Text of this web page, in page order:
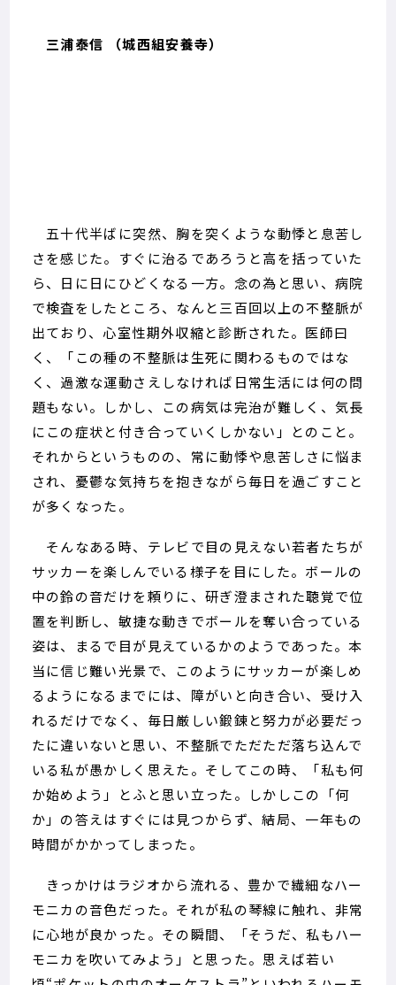
三浦泰信 （城西組安養寺）
五十代半ばに突然、胸を突くような動悸と息苦し
さを感じた。すぐに治るであろうと高を括っていた
ら、日に日にひどくなる一方。念の為と思い、病院
で検査をしたところ、なんと三百回以上の不整脈が
出ており、心室性期外収縮と診断された。医師曰
く、「この種の不整脈は生死に関わるものではな
く、過激な運動さえしなければ日常生活には何の問
題もない。しかし、この病気は完治が難しく、気長
にこの症状と付き合っていくしかない」とのこと。
それからというものの、常に動悸や息苦しさに悩ま
され、憂鬱な気持ちを抱きながら毎日を過ごすこと
が多くなった。
そんなある時、テレビで目の見えない若者たちが
サッカーを楽しんでいる様子を目にした。ボールの
中の鈴の音だけを頼りに、研ぎ澄まされた聴覚で位
置を判断し、敏捷な動きでボールを奪い合っている
姿は、まるで目が見えているかのようであった。本
当に信じ難い光景で、このようにサッカーが楽しめ
るようになるまでには、障がいと向き合い、受け入
れるだけでなく、毎日厳しい鍛錬と努力が必要だっ
たに違いないと思い、不整脈でただただ落ち込んで
いる私が愚かしく思えた。そしてこの時、「私も何
か始めよう」とふと思い立った。しかしこの「何
か」の答えはすぐには見つからず、結局、一年もの
時間がかかってしまった。
きっかけはラジオから流れる、豊かで繊細なハー
モニカの音色だった。それが私の琴線に触れ、非常
に心地が良かった。その瞬間、「そうだ、私もハー
モニカを吹いてみよう」と思った。思えば若い